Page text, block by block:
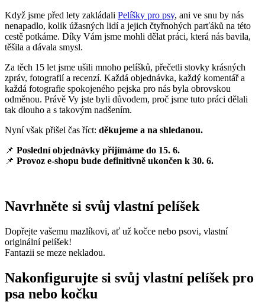
Když jsme před lety zakládali Pelíšky pro psy, ani ve snu by nás
nenapadlo, kolik úžasných lidí a jejich čtyřnohých parťáků na této
cestě potkáme. Díky Vám jsme mohli dělat práci, která nás bavila,
těšila a dávala smysl.
Za těch 15 let jsme ušili mnoho pelíšků, přečetli stovky krásných
zpráv, fotografií a recenzí. Každá objednávka, každý komentář a
každá fotografie spokojeného pejska pro nás byla obrovskou
odměnou. Právě Vy jste byli důvodem, proč jsme tuto práci dělali
tak dlouho a s takovým nadšením.
Nyní však přišel čas říct: děkujeme a na shledanou.
📌 Poslední objednávky přijímáme do 15. 6.
📌 Provoz e-shopu bude definitivně ukončen k 30. 6.
Navrhněte si svůj vlastní pelíšek
Dopřejte vašemu mazlíkovi, ať už kočce nebo psovi, vlastní
originální pelíšek!
Fantazii se meze nekladou.
Nakonfigurujte si svůj vlastní pelíšek pro
psa nebo kočku